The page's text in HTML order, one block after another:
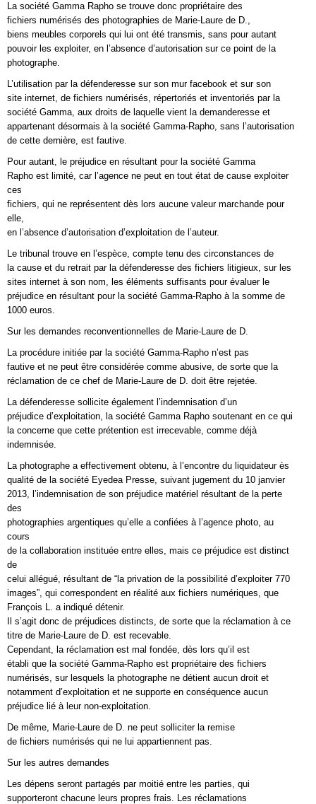
La société Gamma Rapho se trouve donc propriétaire des
fichiers numérisés des photographies de Marie-Laure de D.,
biens meubles corporels qui lui ont été transmis, sans pour autant
pouvoir les exploiter, en l’absence d’autorisation sur ce point de la
photographe.
L’utilisation par la défenderesse sur son mur facebook et sur son
site internet, de fichiers numérisés, répertoriés et inventoriés par la
société Gamma, aux droits de laquelle vient la demanderesse et
appartenant désormais à la société Gamma-Rapho, sans l’autorisation
de cette dernière, est fautive.
Pour autant, le préjudice en résultant pour la société Gamma
Rapho est limité, car l’agence ne peut en tout état de cause exploiter
ces
fichiers, qui ne représentent dès lors aucune valeur marchande pour
elle,
en l’absence d’autorisation d’exploitation de l’auteur.
Le tribunal trouve en l’espèce, compte tenu des circonstances de
la cause et du retrait par la défenderesse des fichiers litigieux, sur les
sites internet à son nom, les éléments suffisants pour évaluer le
préjudice en résultant pour la société Gamma-Rapho à la somme de
1000 euros.
Sur les demandes reconventionnelles de Marie-Laure de D.
La procédure initiée par la société Gamma-Rapho n’est pas
fautive et ne peut être considérée comme abusive, de sorte que la
réclamation de ce chef de Marie-Laure de D. doit être rejetée.
La défenderesse sollicite également l’indemnisation d’un
préjudice d’exploitation, la société Gamma Rapho soutenant en ce qui
la concerne que cette prétention est irrecevable, comme déjà
indemnisée.
La photographe a effectivement obtenu, à l’encontre du liquidateur ès
qualité de la société Eyedea Presse, suivant jugement du 10 janvier
2013, l’indemnisation de son préjudice matériel résultant de la perte
des
photographies argentiques qu’elle a confiées à l’agence photo, au
cours
de la collaboration instituée entre elles, mais ce préjudice est distinct
de
celui allégué, résultant de “la privation de la possibilité d’exploiter 770
images”, qui correspondent en réalité aux fichiers numériques, que
François L. a indiqué détenir.
Il s’agit donc de préjudices distincts, de sorte que la réclamation à ce
titre de Marie-Laure de D. est recevable.
Cependant, la réclamation est mal fondée, dès lors qu’il est
établi que la société Gamma-Rapho est propriétaire des fichiers
numérisés, sur lesquels la photographe ne détient aucun droit et
notamment d’exploitation et ne supporte en conséquence aucun
préjudice lié à leur non-exploitation.
De même, Marie-Laure de D. ne peut solliciter la remise
de fichiers numérisés qui ne lui appartiennent pas.
Sur les autres demandes
Les dépens seront partagés par moitié entre les parties, qui
supporteront chacune leurs propres frais. Les réclamations